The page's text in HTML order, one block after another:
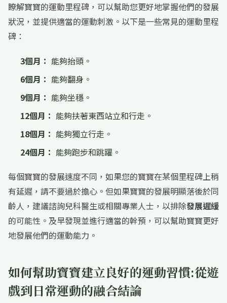
瞭解寶寶的運動里程碑，可以幫助您更好地掌握他們的發展
狀況，並提供適當的運動刺激。以下是一些常見的運動里程
碑：
3個月： 能夠抬頭。
6個月： 能夠翻身。
9個月： 能夠坐穩。
12個月： 能夠扶著東西站立和行走。
18個月： 能夠獨立行走。
24個月： 能夠跑步和跳躍。
每個寶寶的發展速度不同，如果您的寶寶在某個里程碑上稍
有延遲，請不要過於擔心。但如果寶寶的發展明顯落後於同
齡人，建議諮詢兒科醫生或相關專業人士，以排除發展遲緩
的可能性。及早發現並進行適當的幹預，可以幫助寶寶更好
地發展他們的運動能力。
如何幫助寶寶建立良好的運動習慣:從遊
戲到日常運動的融合結論